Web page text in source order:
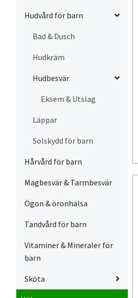
Hudvård för barn
Bad & Dusch
Hudkräm
Hudbesvär
Eksem & Utslag
Läppar
Solskydd för barn
Hårvård för barn
Magbesvär & Tarmbesvär
Ögon & öronhälsa
Tandvård för barn
Vitaminer & Mineraler för
barn
Sköta